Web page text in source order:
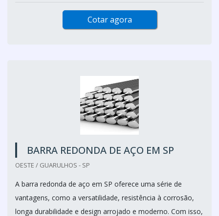
Cotar agora
BARRA REDONDA DE AÇO EM SP
OESTE / GUARULHOS - SP
A barra redonda de aço em SP oferece uma série de
vantagens, como a versatilidade, resistência à corrosão,
longa durabilidade e design arrojado e moderno. Com isso,